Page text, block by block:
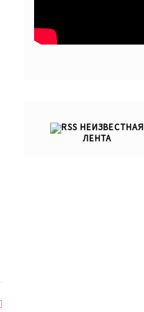
НЕИЗВЕСТНАЯ
ЛЕНТА